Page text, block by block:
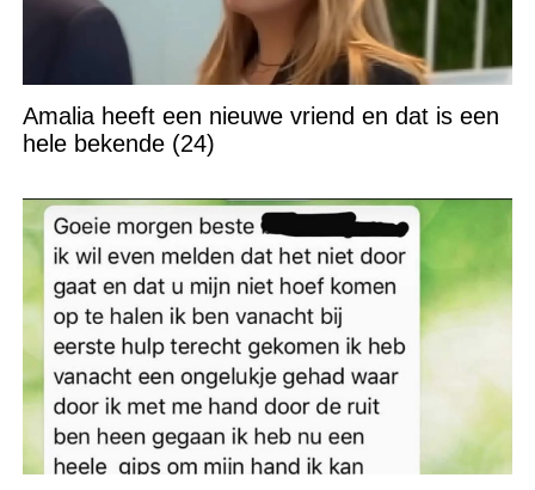
Amalia heeft een nieuwe vriend en dat is een
hele bekende (24)